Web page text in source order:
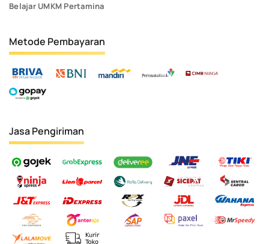
Belajar UMKM Pertamina
Metode Pembayaran
Jasa Pengiriman